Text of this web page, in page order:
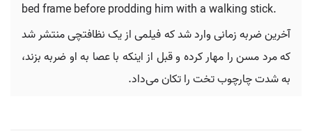
bed frame before prodding him with a walking stick.
آخرین ضربه زمانی وارد شد که فیلمی از یک نظافتچی منتشر شد
که مرد مسن را مهار کرده و قبل از اینکه با عصا به او ضربه بزند،
به شدت چارچوب تخت را تکان می‌داد.